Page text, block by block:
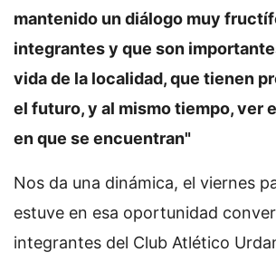
mantenido un diálogo muy
integrantes y que son
vida de la localidad, que tienen
el futuro, y al mismo tiempo, ver
en que se encuentran"
Nos da una dinámica, el viernes
estuve en esa oportunidad
integrantes del Club Atlético